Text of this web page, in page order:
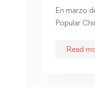
En marzo
Popular
Read